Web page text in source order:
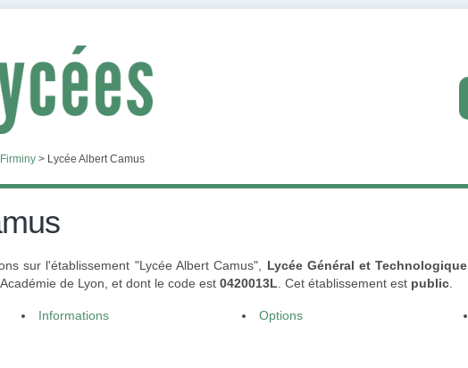
Firminy > Lycée Albert Camus
sur l'établissement "Lycée Albert Camus", Lycée Général et Technologique
de Lyon, et dont le code est 0420013L . Cet établissement est public
Informations Options